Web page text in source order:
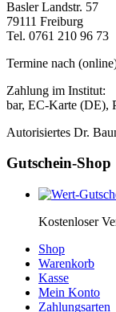
Basler Landstr. 57
79111 Freiburg
Tel. 0761 210 96 73
Termine nach
Zahlung im Institut:
bar, EC-Karte (DE),
Autorisiertes Dr.
Gutschein-Shop
Kostenloser
Shop
Warenkorb
Kasse
Mein Konto
Zahlungsarten